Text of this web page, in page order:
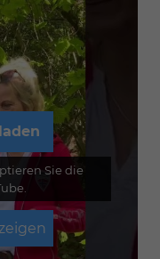
Sie die